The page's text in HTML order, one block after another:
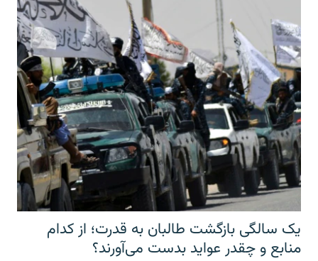
یک سالگی بازگشت طالبان به قدرت؛ از کدام
منابع و چقدر عواید بدست می‌آورند؟